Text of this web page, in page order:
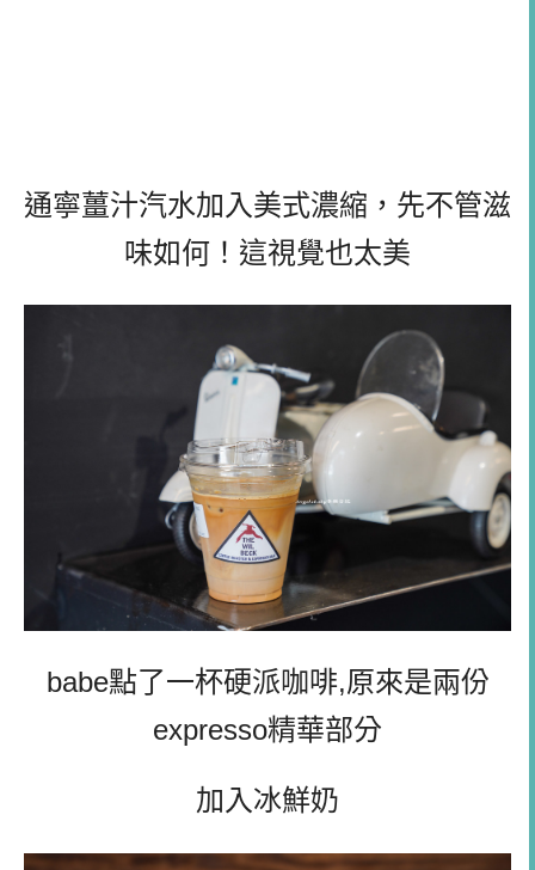
通寧薑汁汽水加入美式濃縮，先不管滋
味如何！這視覺也太美
babe點了一杯硬派咖啡,原來是兩份
expresso精華部分
加入冰鮮奶